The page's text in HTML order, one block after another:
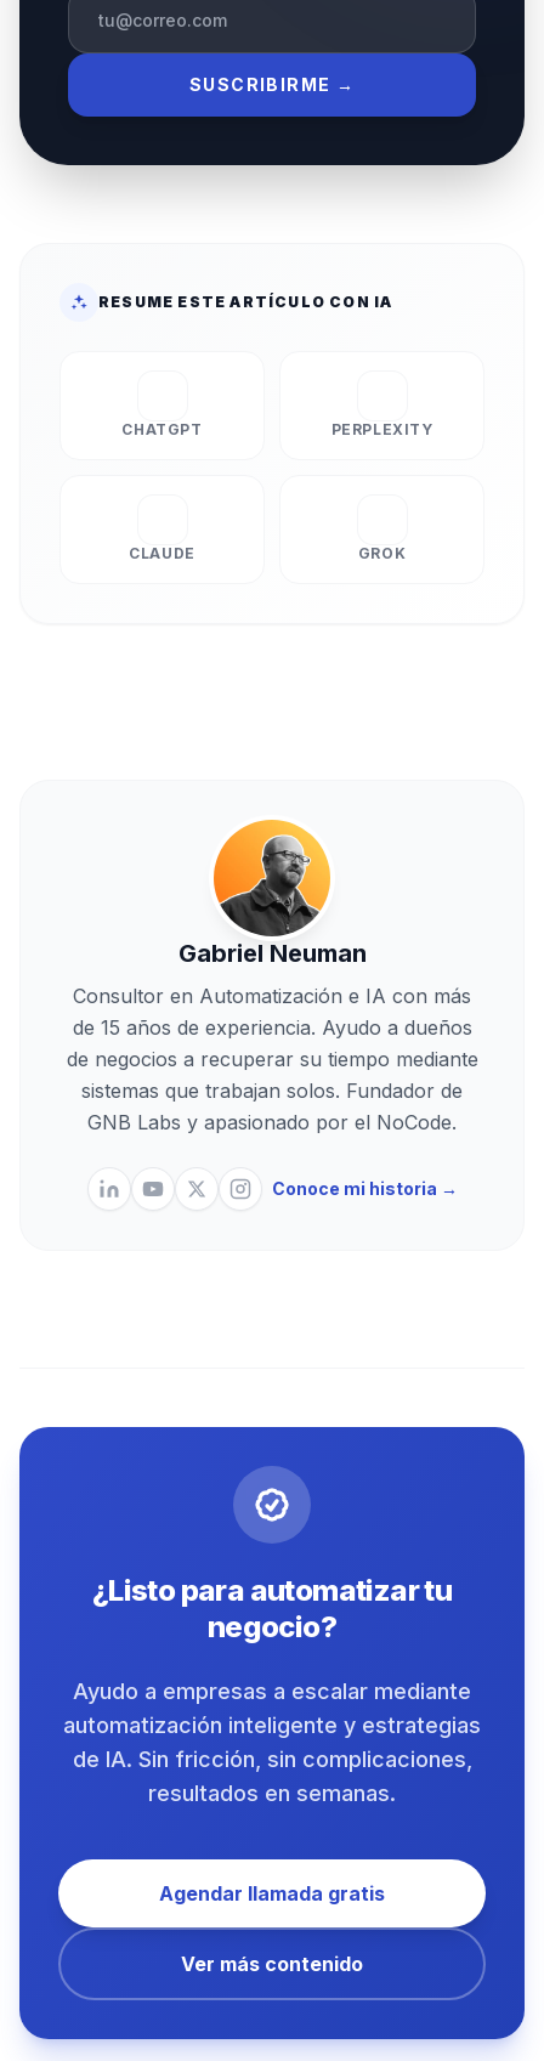
SUSCRIBIRME →
RESUME ESTE ARTÍCULO CON IA
CHATGPT PERPLEXITY
CLAUDE GROK
Gabriel Neuman
Consultor en Automatización e IA con más
de 15 años de experiencia. Ayudo a dueños
de negocios a recuperar su tiempo mediante
sistemas que trabajan solos. Fundador de
GNB Labs y apasionado por el NoCode.
Conoce mi historia →
¿Listo para automatizar tu
negocio?
Ayudo a empresas a escalar mediante
automatización inteligente y estrategias
de IA. Sin fricción, sin complicaciones,
resultados en semanas.
Agendar llamada gratis
Ver más contenido